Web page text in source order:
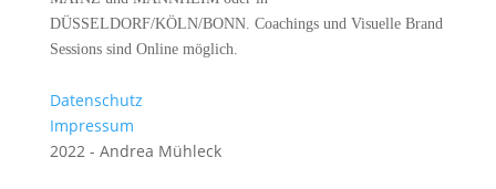
DÜSSELDORF/KÖLN/BONN. Coachings und Visuelle Brand
Sessions sind Online möglich.
Datenschutz
Impressum
2022 - Andrea Mühleck